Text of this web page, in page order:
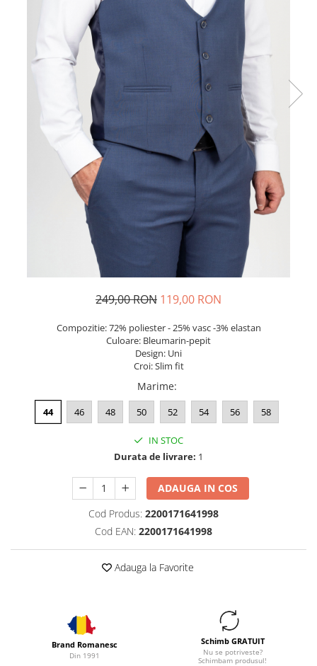
249,00 RON 119,00 RON
Compozitie: 72% poliester - 25% vasc -3% elastan
Culoare: Bleumarin-pepit
Design: Uni
Croi: Slim fit
Marime:
44 46 48 50 52 54 56 58
IN STOC
Durata de livrare: 1
ADAUGA IN COS
Cod Produs: 2200171641998
Cod EAN: 2200171641998
Adauga la Favorite
Brand Romanesc
Din 1991
Schimb GRATUIT
Nu se potriveste?
Schimbam produsul!